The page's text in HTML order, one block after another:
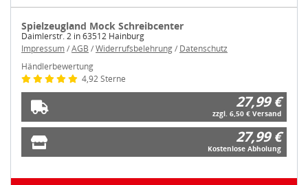
Spielzeugland Mock Schreibcenter
Daimlerstr. 2 in 63512 Hainburg
Impressum/AGB /Widerrufsbelehrung/ Datenschutz
Händlerbewertung
4,92 Sterne
27,99 €
zzgl. 6,50 € Versand
27,99 €
Kostenlose Abholung